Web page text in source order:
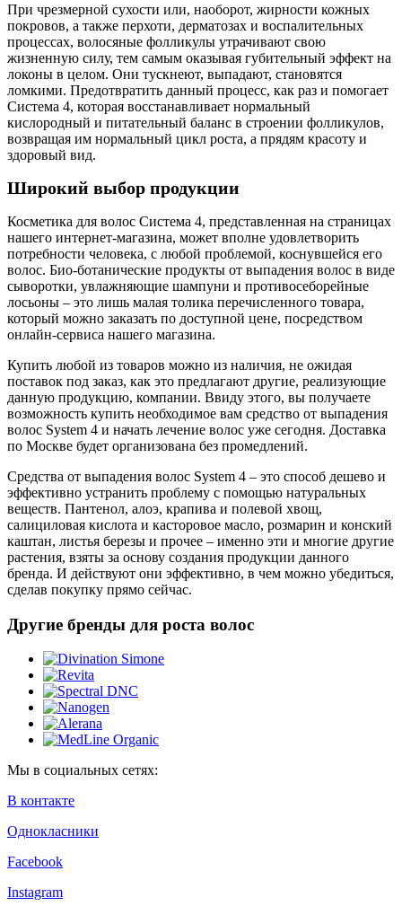
При чрезмерной сухости или, наоборот, жирности кожных
покровов, а также перхоти, дерматозах и воспалительных
процессах, волосяные фолликулы утрачивают свою
жизненную силу, тем самым оказывая губительный эффект на
локоны в целом. Они тускнеют, выпадают, становятся
ломкими. Предотвратить данный процесс, как раз и помогает
Система 4, которая восстанавливает нормальный
кислородный и питательный баланс в строении фолликулов,
возвращая им нормальный цикл роста, а прядям красоту и
здоровый вид.
Широкий выбор продукции
Косметика для волос Система 4, представленная на страницах
нашего интернет-магазина, может вполне удовлетворить
потребности человека, с любой проблемой, коснувшейся его
волос. Био-ботанические продукты от выпадения волос в виде
сыворотки, увлажняющие шампуни и противосеборейные
лосьоны – это лишь малая толика перечисленного товара,
который можно заказать по доступной цене, посредством
онлайн-сервиса нашего магазина.
Купить любой из товаров можно из наличия, не ожидая
поставок под заказ, как это предлагают другие, реализующие
данную продукцию, компании. Ввиду этого, вы получаете
возможность купить необходимое вам средство от выпадения
волос System 4 и начать лечение волос уже сегодня. Доставка
по Москве будет организована без промедлений.
Средства от выпадения волос System 4 – это способ дешево и
эффективно устранить проблему с помощью натуральных
веществ. Пантенол, алоэ, крапива и полевой хвощ,
салициловая кислота и касторовое масло, розмарин и конский
каштан, листья березы и прочее – именно эти и многие другие
растения, взяты за основу создания продукции данного
бренда. И действуют они эффективно, в чем можно убедиться,
сделав покупку прямо сейчас.
Другие бренды для роста волос
Мы в социальных сетях:
В контакте
Однокласники
Facebook
Instagram